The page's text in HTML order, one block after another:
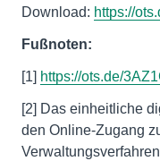
Download: https://
Fußnoten:
[1] https://ots.de/
[2] Das einheitliche
den Online-Zugang